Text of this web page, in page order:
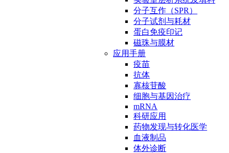
分子互作（SPR）
分子试剂与耗材
蛋白免疫印记
磁珠与膜材
应用手册
疫苗
抗体
寡核苷酸
细胞与基因治疗
mRNA
科研应用
药物发现与转化医学
血液制品
体外诊断